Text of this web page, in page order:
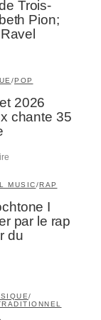
Trois-
Pion;
/POP
2026
chante 35
MUSIC/RAP
I
par le rap
du
/